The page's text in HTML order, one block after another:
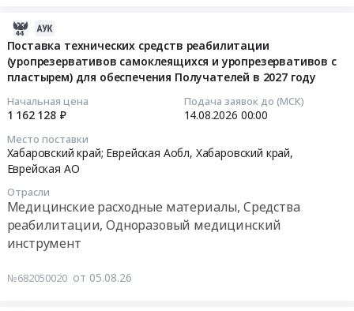
Поставка технических средств реабилитации
(уропрезервативов самоклеящихся и уропрезервативов c
пластырем) для обеспечения Получателей в 2027 году
Начальная цена
1 162 128 ₽
Подача заявок до (МСК)
14.08.2026 00:00
Место поставки
Хабаровский край; Еврейская Аобл, Хабаровский край,
Еврейская АО
Отрасли
Медицинские расходные материалы, Средства
реабилитации, Одноразовый медицинский
инструмент
№682050020 от 05.08.26